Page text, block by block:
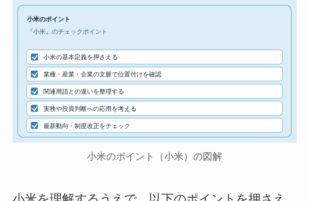
小米のポイント
『小米』のチェックポイント
小米の基本定義を押さえる
業種・産業・企業の文脈で位置付けを確認
関連用語との違いを整理する
実務や投資判断への応用を考える
最新動向・制度改正をチェック
小米のポイント（小米）の図解